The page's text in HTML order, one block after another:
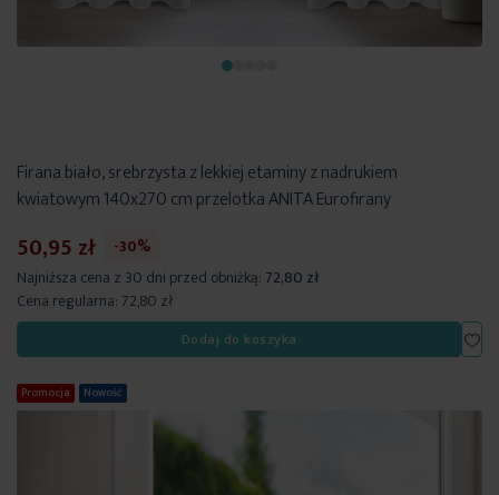
Firana biało, srebrzysta z lekkiej etaminy z nadrukiem
kwiatowym 140x270 cm przelotka ANITA Eurofirany
50,95 zł
-30%
Najniższa cena z 30 dni przed obniżką: 72,80 zł
Cena regularna: 72,80 zł
Dodaj do koszyka
Promocja Nowość